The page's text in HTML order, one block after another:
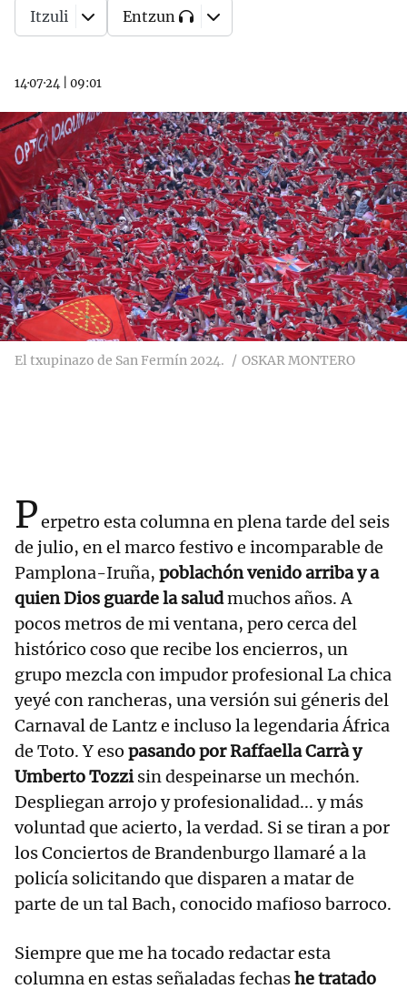
14·07·24 09:01
Itzuli Entzun
El txupinazo de San Fermín 2024. OSKAR MONTERO
Perpetro esta columna en plena tarde del seis
de julio, en el marco festivo e incomparable de
Pamplona-Iruña, poblachón venido arriba y a
quien Dios guarde la saludmuchos años. A
pocos metros de mi ventana, pero cerca del
histórico coso que recibe los encierros, un
grupo mezcla con impudor profesional La chica
yeyé con rancheras, una versión sui géneris del
Carnaval de Lantz e incluso la legendaria África
de Toto. Y eso pasando por Raffaella Carrà y
Umberto Tozzisin despeinarse un mechón.
Despliegan arrojo y profesionalidad... y más
voluntad que acierto, la verdad. Si se tiran a por
los Conciertos de Brandenburgo llamaré a la
policía solicitando que disparen a matar de
parte de un tal Bach, conocido mafioso barroco.
Siempre que me ha tocado redactar esta
columna en estas señaladas fechashe tratado